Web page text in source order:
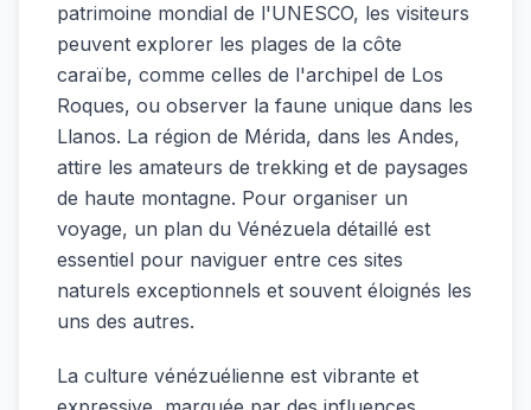
patrimoine mondial de l'UNESCO, les visiteurs
peuvent explorer les plages de la côte
caraïbe, comme celles de l'archipel de Los
Roques, ou observer la faune unique dans les
Llanos. La région de Mérida, dans les Andes,
attire les amateurs de trekking et de paysages
de haute montagne. Pour organiser un
voyage, un plan du Vénézuela détaillé est
essentiel pour naviguer entre ces sites
naturels exceptionnels et souvent éloignés les
uns des autres.
La culture vénézuélienne est vibrante et